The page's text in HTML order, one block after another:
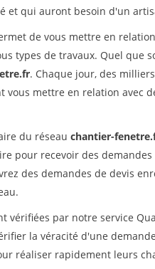
et qui auront besoin d'un
de vous mettre en
types de travaux. Quel que
. Chaque jour, des
vous mettre en relation avec
du réseau chantier-
pour recevoir des
des demandes de devis
vérifiées par notre service
la véracité d'une
réaliser rapidement leurs